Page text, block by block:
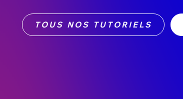
TOUS NOS TUTORIELS